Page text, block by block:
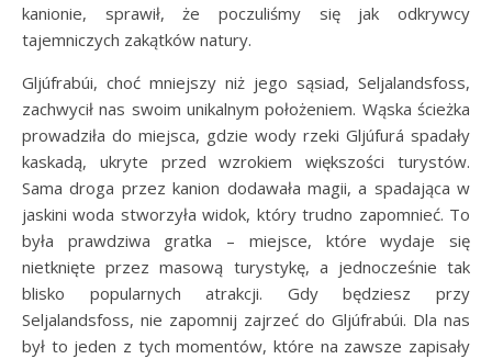
kanionie, sprawił, że poczuliśmy się jak odkrywcy
tajemniczych zakątków natury.
Gljúfrabúi, choć mniejszy niż jego sąsiad, Seljalandsfoss,
zachwycił nas swoim unikalnym położeniem. Wąska ścieżka
prowadziła do miejsca, gdzie wody rzeki Gljúfurá spadały
kaskadą, ukryte przed wzrokiem większości turystów.
Sama droga przez kanion dodawała magii, a spadająca w
jaskini woda stworzyła widok, który trudno zapomnieć. To
była prawdziwa gratka – miejsce, które wydaje się
nietknięte przez masową turystykę, a jednocześnie tak
blisko popularnych atrakcji. Gdy będziesz przy
Seljalandsfoss, nie zapomnij zajrzeć do Gljúfrabúi. Dla nas
był to jeden z tych momentów, które na zawsze zapisały